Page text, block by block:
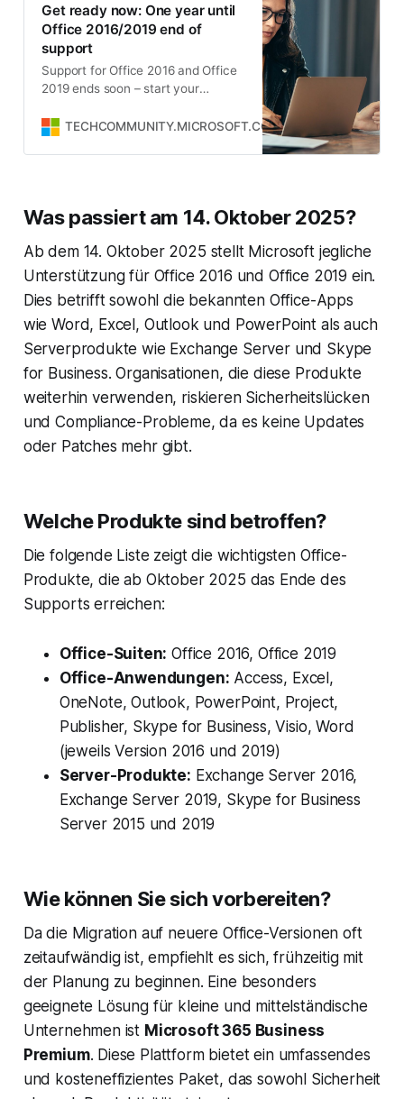
Get ready now: One year until
Office 2016/2019 end of
support
Support for Office 2016 and Office
2019 ends soon – start your
TECHCOMMUNITY.MICROSOFT.COM
elisabeth-jones
Was passiert am 14. Oktober 2025?
Ab dem 14. Oktober 2025 stellt Microsoft jegliche
Unterstützung für Office 2016 und Office 2019 ein.
Dies betrifft sowohl die bekannten Office-Apps
wie Word, Excel, Outlook und PowerPoint als auch
Serverprodukte wie Exchange Server und Skype
for Business. Organisationen, die diese Produkte
weiterhin verwenden, riskieren Sicherheitslücken
und Compliance-Probleme, da es keine Updates
oder Patches mehr gibt.
Welche Produkte sind betroffen?
Die folgende Liste zeigt die wichtigsten Office-
Produkte, die ab Oktober 2025 das Ende des
Supports erreichen:
Office-Suiten: Office 2016, Office 2019
Office-Anwendungen: Access, Excel,
OneNote, Outlook, PowerPoint, Project,
Publisher, Skype for Business, Visio, Word
(jeweils Version 2016 und 2019)
Server-Produkte: Exchange Server 2016,
Exchange Server 2019, Skype for Business
Server 2015 und 2019
Wie können Sie sich vorbereiten?
Da die Migration auf neuere Office-Versionen oft
zeitaufwändig ist, empfiehlt es sich, frühzeitig mit
der Planung zu beginnen. Eine besonders
geeignete Lösung für kleine und mittelständische
Unternehmen ist Microsoft 365 Business
Premium. Diese Plattform bietet ein umfassendes
und kosteneffizientes Paket, das sowohl Sicherheit